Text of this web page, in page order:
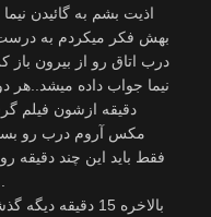
اذیت بشم به گائیدن
بهش فکر میکردم به درست
درب اتاق رو از بیرون
نیما جواب داده
دقیقه ازشون فیلم
مکس آروم درب رو
فقط باید این چند
بالاخره 15